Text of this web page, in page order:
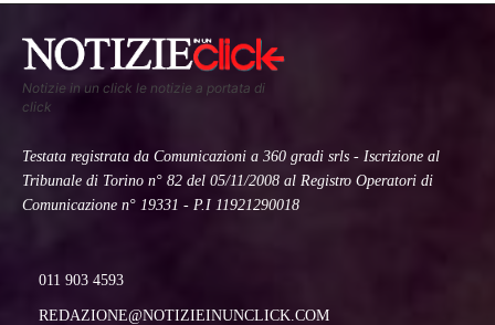
Notizie in un click le notizie a portata di
click
Testata registrata da Comunicazioni a 360 gradi srls - Iscrizione al
Tribunale di Torino n° 82 del 05/11/2008 al Registro Operatori di
Comunicazione n° 19331 - P.I 11921290018
011 903 4593
REDAZIONE@NOTIZIEINUNCLICK.COM